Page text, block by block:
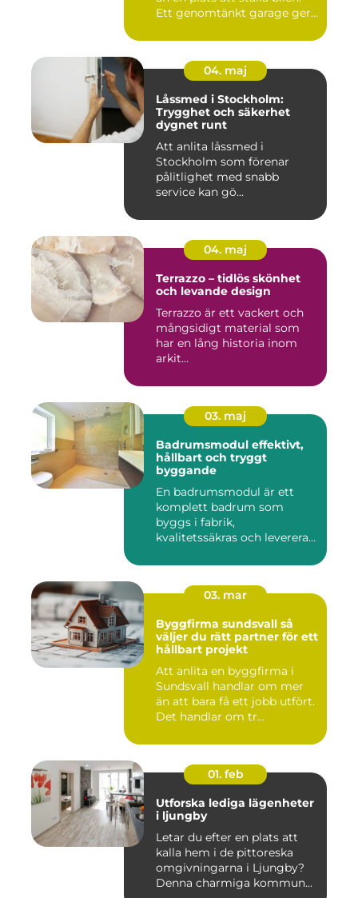
Ett genomtänkt garage ger...
04. maj
Låssmed i Stockholm:
Trygghet och säkerhet
dygnet runt
Att anlita låssmed i
Stockholm som förenar
pålitlighet med snabb
service kan gö...
04. maj
Terrazzo – tidlös skönhet
och levande design
Terrazzo är ett vackert och
mångsidigt material som
har en lång historia inom
arkit...
03. maj
Badrumsmodul effektivt,
hållbart och tryggt
byggande
En badrumsmodul är ett
komplett badrum som
byggs i fabrik,
kvalitetssäkras och levereras
03. mar
Byggfirma sundsvall så
väljer du rätt partner för ett
hållbart projekt
Att anlita en byggfirma i
Sundsvall handlar om mer
än att bara få ett jobb utfört.
Det handlar om tr...
01. feb
Utforska lediga lägenheter
i ljungby
Letar du efter en plats att
kalla hem i de pittoreska
omgivningarna i Ljungby?
Denna charmiga kommun...